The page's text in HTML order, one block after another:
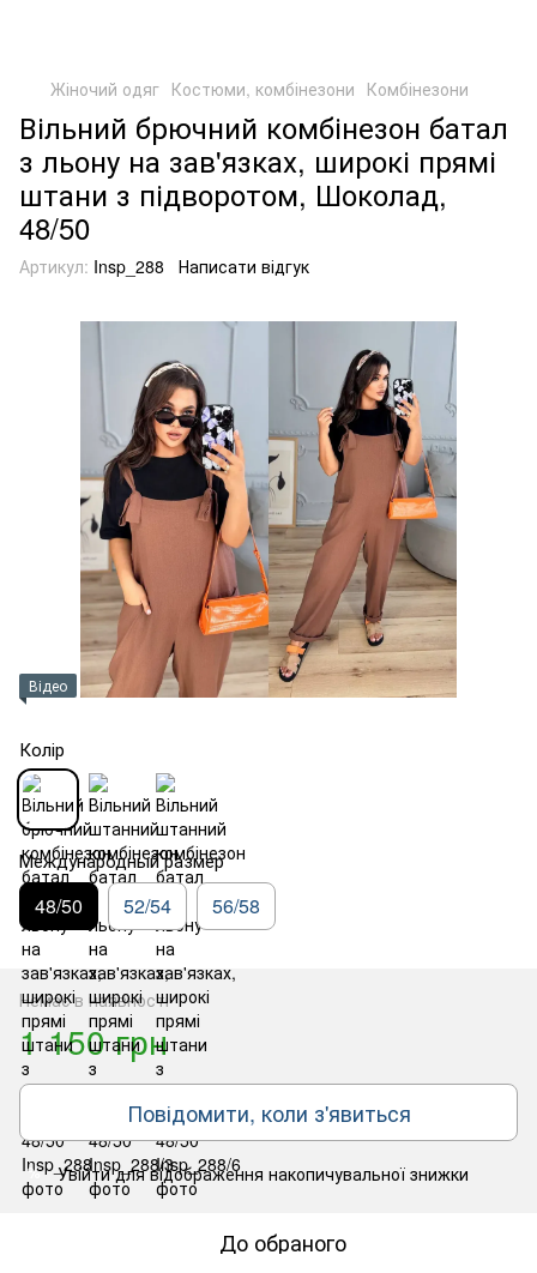
Жіночий одяг Костюми, комбінезони Комбінезони
Вільний брючний комбінезон батал
з льону на зав'язках, широкі прямі
штани з підворотом, Шоколад,
48/50
Артикул: Insp_288 Написати відгук
Відео
Колір
Международный размер
48/50 52/54 56/58
Немає в наявності
1 150 грн
Повідомити, коли з'явиться
% Увійтидля відображення накопичувальної знижки
До обраного